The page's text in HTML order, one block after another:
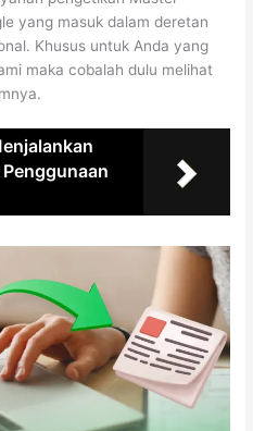
yang masuk dalam deretan
Khusus untuk Anda yang
maka cobalah dulu melihat